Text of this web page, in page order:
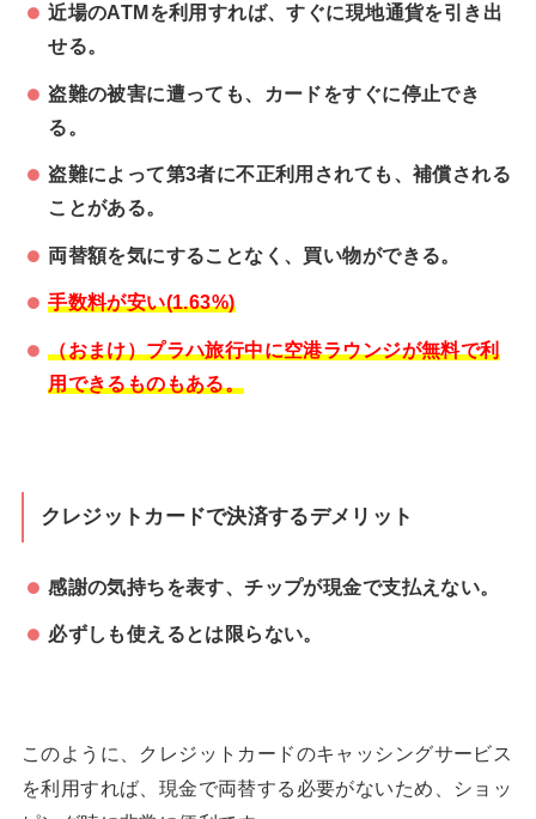
近場のATMを利用すれば、すぐに現地通貨を引き出
せる。
盗難の被害に遭っても、カードをすぐに停止でき
る。
盗難によって第3者に不正利用されても、補償される
ことがある。
両替額を気にすることなく、買い物ができる。
手数料が安い(1.63%)
（おまけ）プラハ旅行中に空港ラウンジが無料で利
用できるものもある。
クレジットカードで決済するデメリット
感謝の気持ちを表す、チップが現金で支払えない。
必ずしも使えるとは限らない。
このように、クレジットカードのキャッシングサービス
を利用すれば、現金で両替する必要がないため、ショッ